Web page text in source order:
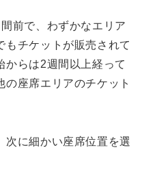
前で、わずかなエリア
もチケットが販売されて
からは2週間以上経って
座席エリアのチケット
次に細かい座席位置を選